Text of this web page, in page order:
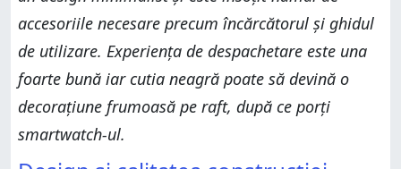
accesoriile necesare precum încărcătorul și ghidul
de utilizare. Experiența de despachetare este una
foarte bună iar cutia neagră poate să devină o
decorațiune frumoasă pe raft, după ce porți
smartwatch-ul.